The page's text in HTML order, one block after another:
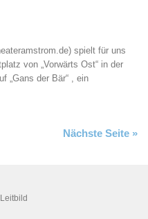
spielt für uns
von „Vorwärts Ost“ in der
„Gans der Bär“ , ein
Nächste Seite »
Leitbild